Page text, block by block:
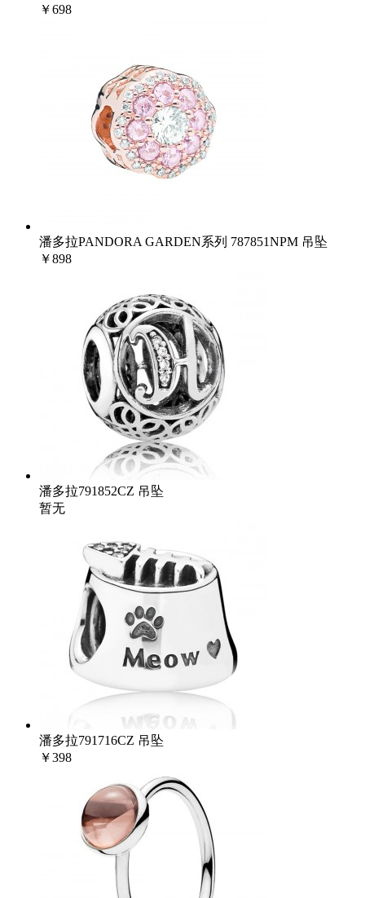
￥698
潘多拉PANDORA GARDEN系列 787851NPM 吊坠
￥898
潘多拉791852CZ 吊坠
暂无
潘多拉791716CZ 吊坠
￥398